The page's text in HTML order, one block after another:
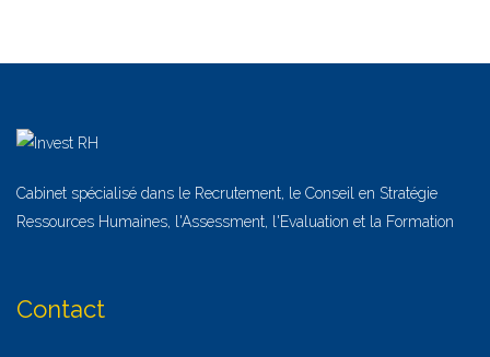
Cabinet spécialisé dans le Recrutement, le Conseil en Stratégie
Ressources Humaines, l'Assessment, l'Evaluation et la Formation
Contact